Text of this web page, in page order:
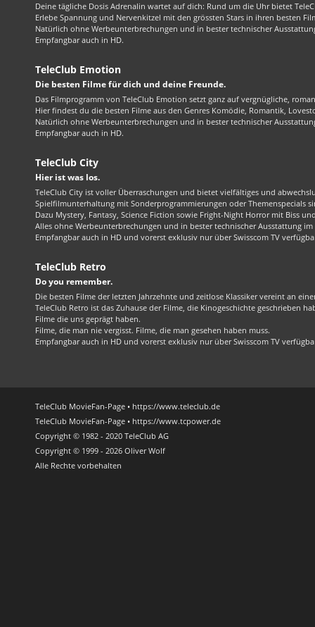
Deine tägliche Dosis Adrenalin wartet auf dich: Rund um die Uhr bietet
Erlebe Spannung und Nervenkitzel mit den grössten Stars in ihren besten
Natürlich ohne Werbeunterbrechungen und in bester technischer
Empfangbar auch in HD.
TeleClub Emotion
Die besten Filme für dich und deine Freunde.
Das Filmprogramm von TeleClub Emotion setzt ganz auf vergnügliche,
Hier findest du die besten Filme aus den Genres Komödie, Romantik,
Natürlich ohne Werbeunterbrechungen und in bester technischer
Empfangbar auch in HD.
TeleClub City
Hier ist was los.
TeleClub City ist voller Überraschungen und bietet vielfältiges und
Spielfilmunterhaltung mit Sonderprogrammierungen oder Themenspecials
Dazu Mystery, Fantasy, Science Fiction sowie Fright-Night Horror mit Biss
Alles ohne Werbeunterbrechungen und in bester technischer Ausstattung
Empfangbar auch in HD und vorerst exklusiv nur über Swisscom TV
TeleClub Retro
Do you remember.
Die besten Filme der letzten Jahrzehnte und zeitlose Klassiker vereint an
TeleClub Retro ist das Zuhause der Filme, die Kinogeschichte geschrieben
Filme die uns geprägt haben.
Filme, die man nie vergisst. Filme, die man gesehen haben muss.
Empfangbar auch in HD und vorerst exklusiv nur über Swisscom TV
TeleClub MovieFan-Page • https://www.teleclub.de
TeleClub MovieFan-Page • https://www.tcpower.de
Copyright © 1982 - 2020 TeleClub AG
Copyright © 1999 - 2026 Oliver Wolf
Alle Rechte vorbehalten